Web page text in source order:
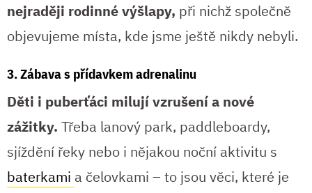
nejraději rodinné výšlapy, při nichž společně
objevujeme místa, kde jsme ještě nikdy nebyli.
3. Zábava s přídavkem adrenalinu
Děti i puberťáci milují vzrušení a nové
zážitky. Třeba lanový park, paddleboardy,
sjíždění řeky nebo i nějakou noční aktivitu s
baterkami a čelovkami – to jsou věci, které je